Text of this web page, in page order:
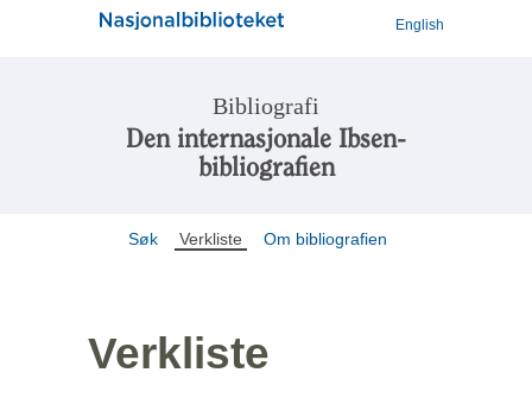
English
Bibliografi
Den internasjonale Ibsen-
bibliografien
Søk Verkliste Om bibliografien
Verkliste